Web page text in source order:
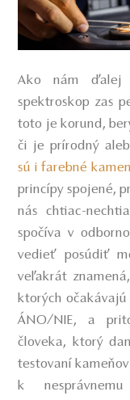
Ako nám ďalej
spektroskop zas
toto je korund,
či je prírodný
sú i farebné
princípy spojené,
nás chtiac-
spočíva v
vedieť posúdiť
veľakrát
ktorých očakávajú
ÁNO/NIE, a
človeka, ktorý
testovaní
k